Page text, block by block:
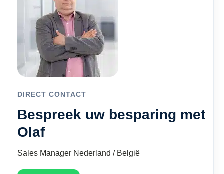
DIRECT CONTACT
Bespreek uw besparing met
Olaf
Sales Manager Nederland / België